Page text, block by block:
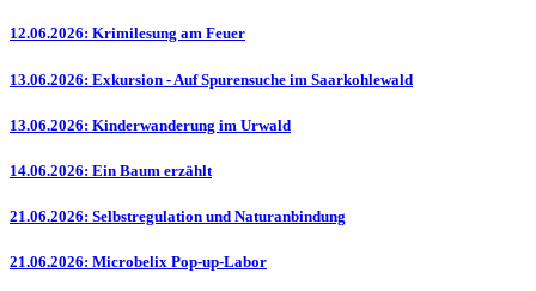
12.06.2026: Krimilesung am Feuer
13.06.2026: Exkursion - Auf Spurensuche im Saarkohlewald
13.06.2026: Kinderwanderung im Urwald
14.06.2026: Ein Baum erzählt
21.06.2026: Selbstregulation und Naturanbindung
21.06.2026: Microbelix Pop-up-Labor